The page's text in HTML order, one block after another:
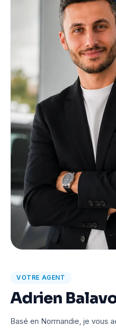
VOTRE AGENT
Adrien
Basé en Normandie, je vous